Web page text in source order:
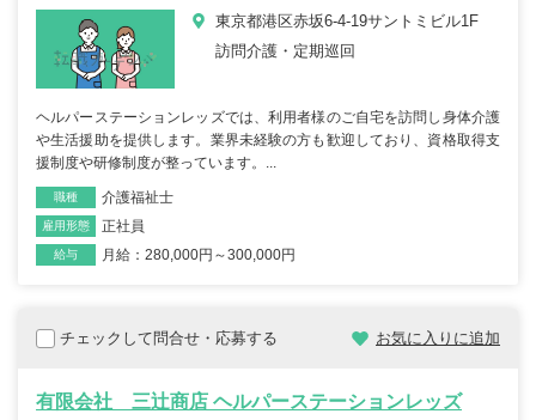
東京都港区赤坂6-4-19サントミビル1F
訪問介護・定期巡回
ヘルパーステーションレッズでは、利用者様のご自宅を訪問し身体介護
や生活援助を提供します。業界未経験の方も歓迎しており、資格取得支
援制度や研修制度が整っています。...
職種 介護福祉士
雇用形態 正社員
給与 月給：280,000円～300,000円
チェックして問合せ・応募する お気に入りに追加
有限会社 三辻商店 ヘルパーステーションレッズ